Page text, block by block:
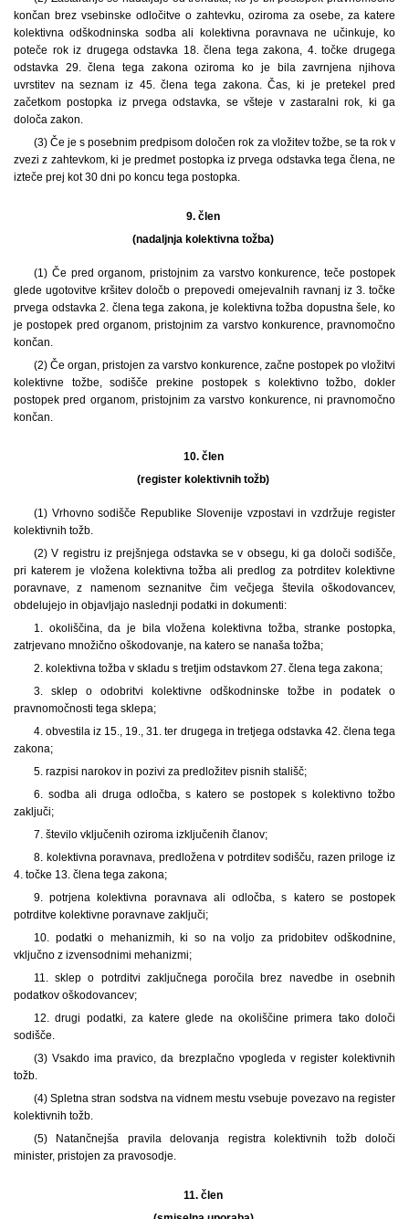
končan brez vsebinske odločitve o zahtevku, oziroma za osebe, za katere
kolektivna odškodninska sodba ali kolektivna poravnava ne učinkuje, ko
poteče rok iz drugega odstavka 18. člena tega zakona, 4. točke drugega
odstavka 29. člena tega zakona oziroma ko je bila zavrnjena njihova
uvrstitev na seznam iz 45. člena tega zakona. Čas, ki je pretekel pred
začetkom postopka iz prvega odstavka, se všteje v zastaralni rok, ki ga
določa zakon.
(3) Če je s posebnim predpisom določen rok za vložitev tožbe, se ta rok v
zvezi z zahtevkom, ki je predmet postopka iz prvega odstavka tega člena, ne
izteče prej kot 30 dni po koncu tega postopka.
9. člen
(nadaljnja kolektivna tožba)
(1) Če pred organom, pristojnim za varstvo konkurence, teče postopek
glede ugotovitve kršitev določb o prepovedi omejevalnih ravnanj iz 3. točke
prvega odstavka 2. člena tega zakona, je kolektivna tožba dopustna šele, ko
je postopek pred organom, pristojnim za varstvo konkurence, pravnomočno
končan.
(2) Če organ, pristojen za varstvo konkurence, začne postopek po vložitvi
kolektivne tožbe, sodišče prekine postopek s kolektivno tožbo, dokler
postopek pred organom, pristojnim za varstvo konkurence, ni pravnomočno
končan.
10. člen
(register kolektivnih tožb)
(1) Vrhovno sodišče Republike Slovenije vzpostavi in vzdržuje register
kolektivnih tožb.
(2) V registru iz prejšnjega odstavka se v obsegu, ki ga določi sodišče,
pri katerem je vložena kolektivna tožba ali predlog za potrditev kolektivne
poravnave, z namenom seznanitve čim večjega števila oškodovancev,
obdelujejo in objavljajo naslednji podatki in dokumenti:
1. okoliščina, da je bila vložena kolektivna tožba, stranke postopka,
zatrjevano množično oškodovanje, na katero se nanaša tožba;
2. kolektivna tožba v skladu s tretjim odstavkom 27. člena tega zakona;
3. sklep o odobritvi kolektivne odškodninske tožbe in podatek o
pravnomočnosti tega sklepa;
4. obvestila iz 15., 19., 31. ter drugega in tretjega odstavka 42. člena tega
zakona;
5. razpisi narokov in pozivi za predložitev pisnih stališč;
6. sodba ali druga odločba, s katero se postopek s kolektivno tožbo
zaključi;
7. število vključenih oziroma izključenih članov;
8. kolektivna poravnava, predložena v potrditev sodišču, razen priloge iz
4. točke 13. člena tega zakona;
9. potrjena kolektivna poravnava ali odločba, s katero se postopek
potrditve kolektivne poravnave zaključi;
10. podatki o mehanizmih, ki so na voljo za pridobitev odškodnine,
vključno z izvensodnimi mehanizmi;
11. sklep o potrditvi zaključnega poročila brez navedbe in osebnih
podatkov oškodovancev;
12. drugi podatki, za katere glede na okoliščine primera tako določi
sodišče.
(3) Vsakdo ima pravico, da brezplačno vpogleda v register kolektivnih
tožb.
(4) Spletna stran sodstva na vidnem mestu vsebuje povezavo na register
kolektivnih tožb.
(5) Natančnejša pravila delovanja registra kolektivnih tožb določi
minister, pristojen za pravosodje.
11. člen